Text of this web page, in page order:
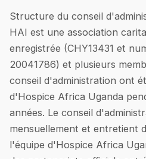
Structure du conseil
HAI est une association
enregistrée (CHY13431 et
20041786) et plusieurs
conseil d'administration ont
d'Hospice Africa Uganda
années. Le conseil
mensuellement et entretient
l'équipe d'Hospice Africa